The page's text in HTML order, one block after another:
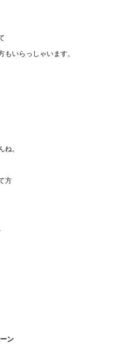
いらっしゃいます。
。
方
ン